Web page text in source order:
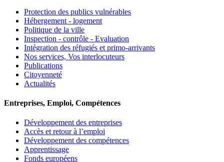
Protection des publics vulnérables
Hébergement - logement
Politique de la ville
Inspection - contrôle - Evaluation
Intégration des réfugiés et primo-arrivants
Nos services, Vos interlocuteurs
Publications
Citoyenneté
Actualités
Entreprises, Emploi, Compétences
Développement des entreprises
Accès et retour à l’emploi
Développement des compétences
Apprentissage
Fonds européens